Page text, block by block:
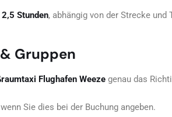
Stunden, abhängig von der Strecke
Gruppen
Flughafen Weeze genau das
Sie dies bei der Buchung angeben.